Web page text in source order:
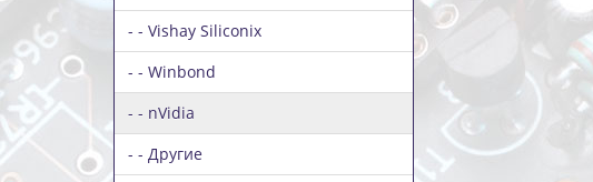
- - Vishay Siliconix
- - Winbond
- - nVidia
- - Другие